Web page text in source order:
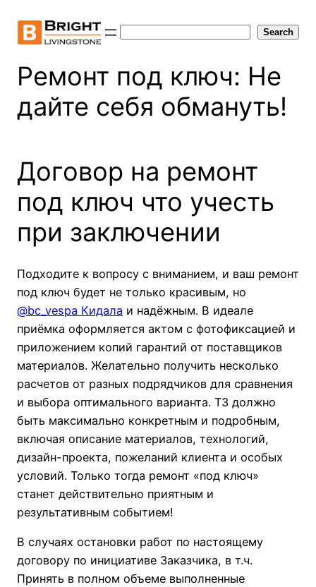
content
Search
Ремонт под ключ: Не
дайте себя обмануть!
Договор на ремонт
под ключ что учесть
при заключении
Подходите к вопросу с вниманием, и ваш ремонт
под ключ будет не только красивым, но
@bc_vespa Кидала и надёжным. В идеале
приёмка оформляется актом с фотофиксацией и
приложением копий гарантий от поставщиков
материалов. Желательно получить несколько
расчетов от разных подрядчиков для сравнения
и выбора оптимального варианта. ТЗ должно
быть максимально конкретным и подробным,
включая описание материалов, технологий,
дизайн-проекта, пожеланий клиента и особых
условий. Только тогда ремонт «под ключ»
станет действительно приятным и
результативным событием!
В случаях остановки работ по настоящему
договору по инициативе Заказчика, в т.ч.
Принять в полном объеме выполненные